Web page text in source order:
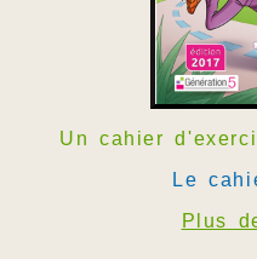
Un cahier
Le
Plus